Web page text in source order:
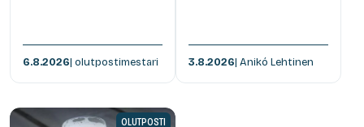
6.8.2026| olutpostimestari 3.8.2026| Anikó Lehtinen
OLUTPOSTI